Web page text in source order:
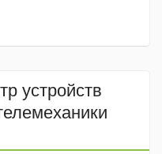
устройств